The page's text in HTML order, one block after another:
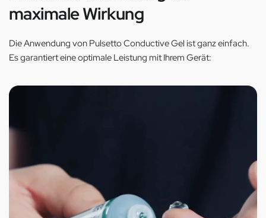
maximale Wirkung
Die Anwendung von Pulsetto Conductive Gel ist ganz einfach.
Es garantiert eine optimale Leistung mit Ihrem Gerät: